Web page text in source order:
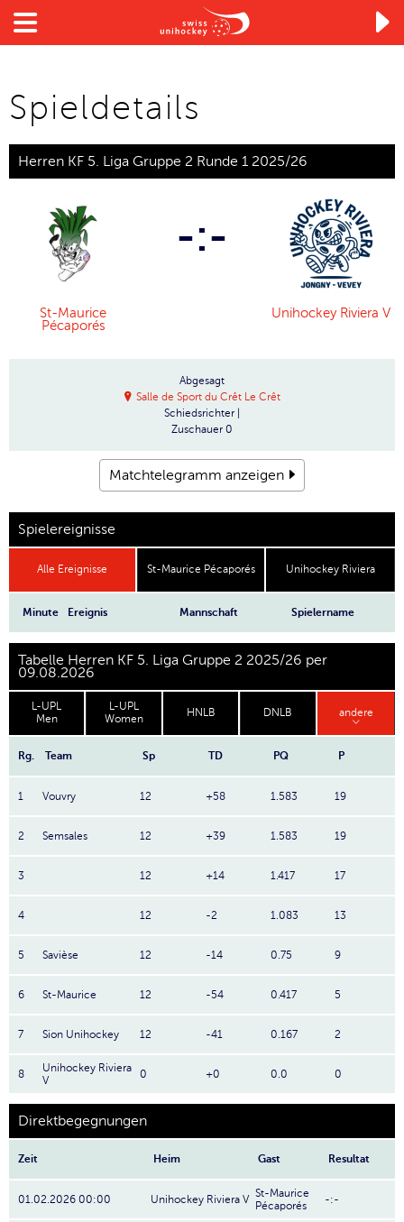

Spieldetails
Herren KF 5. Liga Gruppe 2 Runde 1 2025/26
St-Maurice
Pécaporés
-:-
Unihockey Riviera V
Abgesagt
Salle de Sport du Crêt Le Crêt
Schiedsrichter
Zuschauer 0
Matchtelegramm anzeigen
Spielereignisse
Alle Ereignisse St-Maurice Pécaporés Unihockey Riviera
Minute Ereignis Mannschaft Spielername
Tabelle Herren KF 5. Liga Gruppe 2 2025/26 per
09.08.2026
L-UPL
Men
L-UPL
Women
HNLB DNLB andere
Rg. Team Sp TD PQ P
1 Vouvry 12 +58 1.583 19
2 Semsales 12 +39 1.583 19
3 12 +14 1.417 17
4 12 -2 1.083 13
5 Savièse 12 -14 0.75 9
6 St-Maurice 12 -54 0.417 5
7 Sion Unihockey 12 -41 0.167 2
8
Unihockey Riviera
V
0 +0 0.0 0
Direktbegegnungen
Zeit Heim Gast Resultat
01.02.2026 00:00 Unihockey Riviera V St-Maurice
Pécaporés
-:-